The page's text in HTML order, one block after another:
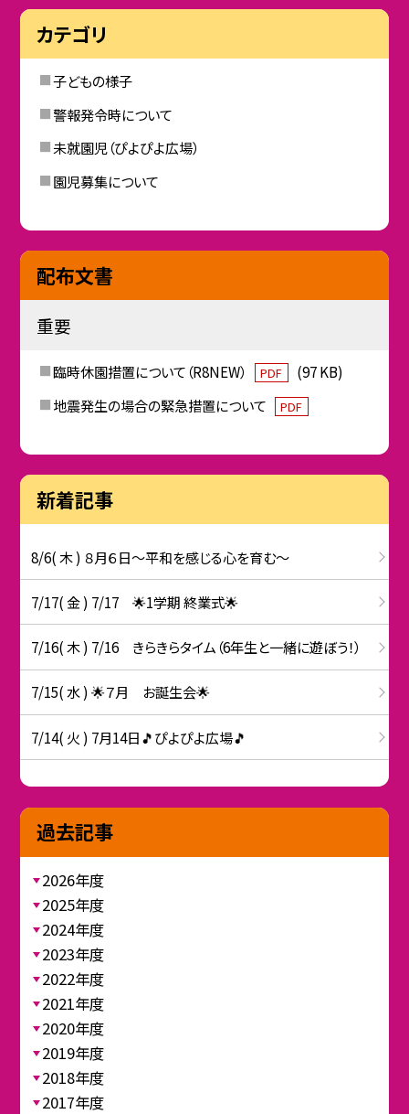
カテゴリ
子どもの様子
警報発令時について
未就園児（ぴよぴよ広場）
園児募集について
配布文書
重要
臨時休園措置について（R8NEW） PDF
(97 KB)
地震発生の場合の緊急措置について
PDF
新着記事
8/6( 木 ) ８月６日～平和を感じる心を育む～
7/17( 金 ) 7/17 🌟1学期 終業式🌟
7/16( 木 ) 7/16 きらきらタイム（6年生と一緒に遊ぼう！）
7/15( 水 ) 🌟７月 お誕生会🌟
7/14( 火 ) 7月14日🎵ぴよぴよ広場🎵
過去記事
2026年度
2025年度
2024年度
2023年度
2022年度
2021年度
2020年度
2019年度
2018年度
2017年度